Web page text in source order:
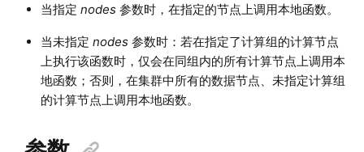
当指定 nodes参数时，在指定的节点上调用本地函数。
当未指定 nodes参数时：若在指定了计算组的计算节点
上执行该函数时，仅会在同组内的所有计算节点上调用本
地函数；否则，在集群中所有的数据节点、未指定计算组
的计算节点上调用本地函数。